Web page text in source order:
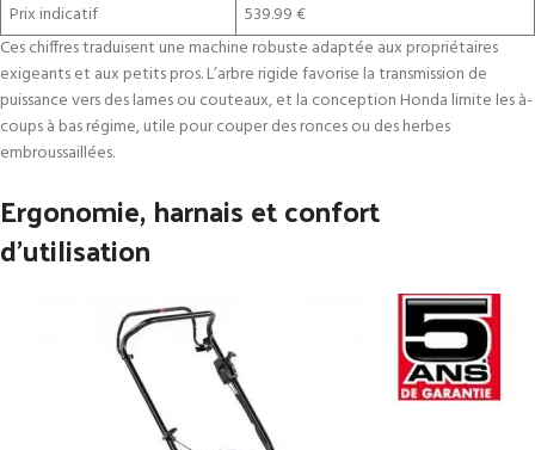
Prix indicatif
539.99 €
Ces chiffres traduisent une machine robuste adaptée aux propriétaires
exigeants et aux petits pros. L’arbre rigide favorise la transmission de
puissance vers des lames ou couteaux, et la conception Honda limite les à-
coups à bas régime, utile pour couper des ronces ou des herbes
embroussaillées.
Ergonomie, harnais et confort
d’utilisation